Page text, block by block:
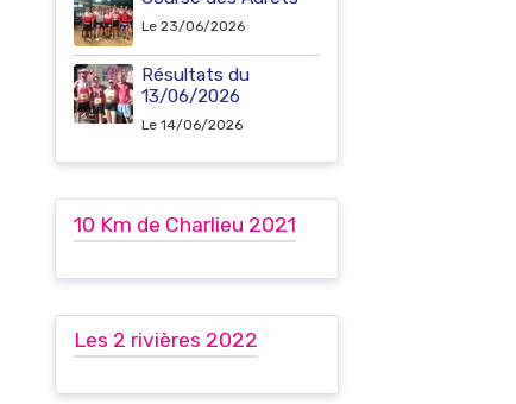
Le 23/06/2026
Résultats du
13/06/2026
Le 14/06/2026
10 Km de Charlieu 2021
Les 2 rivières 2022